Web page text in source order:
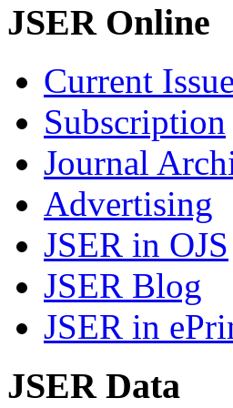
JSER Online
Current Issue
Subscription
Journal
Advertising
JSER in OJS
JSER Blog
JSER in
JSER Data